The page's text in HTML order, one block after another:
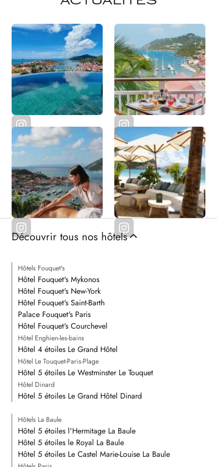
Découvrir tous nos hôtels
Hôtels Fouquet's
Hôtel Fouquet's Mykonos
Hôtel Fouquet's New-York
Hôtel Fouquet's Saint-Barth
Palace Fouquet's Paris
Hôtel Fouquet's Courchevel
Hôtel Enghien-les-bains
Hôtel 4 étoiles Le Grand Hôtel
Hôtel Le Touquet-Paris-Plage
Hôtel 5 étoiles Le Westminster Le Touquet
Hôtel Dinard
Hôtel 5 étoiles Le Grand Hôtel Dinard
Hôtels La Baule
Hôtel 5 étoiles l'Hermitage La Baule
Hôtel 5 étoiles le Royal La Baule
Hôtel 5 étoiles Le Castel Marie-Louise La Baule